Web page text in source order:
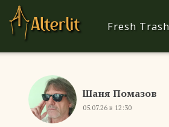
Fresh Trash
Шаня Помазов
05.07.26 в 12:30